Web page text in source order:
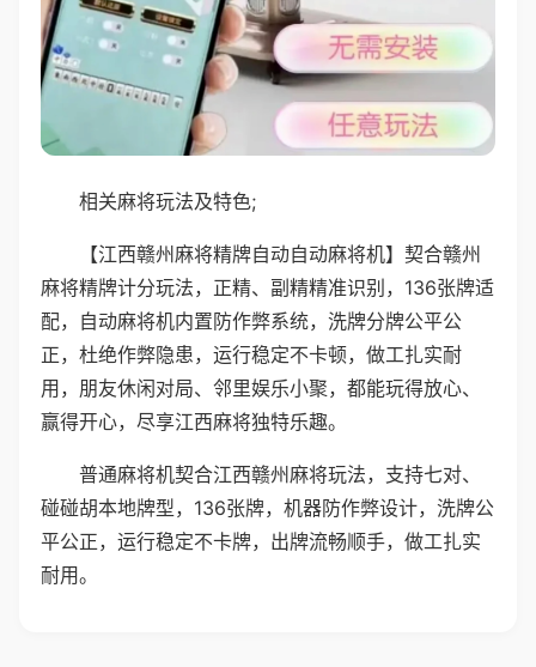
相关麻将玩法及特色;
【江西赣州麻将精牌自动自动麻将机】契合赣州
麻将精牌计分玩法，正精、副精精准识别，136张牌适
配，自动麻将机内置防作弊系统，洗牌分牌公平公
正，杜绝作弊隐患，运行稳定不卡顿，做工扎实耐
用，朋友休闲对局、邻里娱乐小聚，都能玩得放心、
赢得开心，尽享江西麻将独特乐趣。
普通麻将机契合江西赣州麻将玩法，支持七对、
碰碰胡本地牌型，136张牌，机器防作弊设计，洗牌公
平公正，运行稳定不卡牌，出牌流畅顺手，做工扎实
耐用。